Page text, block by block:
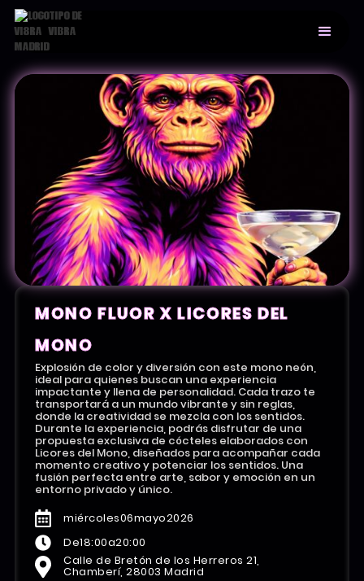
MONO FLUOR X LICORES DEL
MONO
Explosión de color y diversión con este mono neón,
ideal para quienes buscan una experiencia
impactante y llena de personalidad. Cada trazo te
transportará a un mundo vibrante y sin reglas,
donde la creatividad se mezcla con los sentidos.
Durante la experiencia, podrás disfrutar de una
propuesta exclusiva de cócteles elaborados con
Licores del Mono, diseñados para acompañar cada
momento creativo y potenciar los sentidos. Una
fusión perfecta entre arte, sabor y emoción en un
entorno privado y único.
miércoles06mayo2026
De18:00a20:00
Calle de Bretón de los Herreros 21,
Chamberí, 28003 Madrid